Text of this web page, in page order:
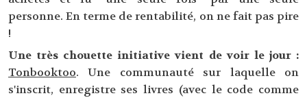
personne. En terme de rentabilité, on ne fait pas pire
!
Une très chouette initiative vient de voir le jour :
Tonbooktoo. Une communauté sur laquelle on
s'inscrit, enregistre ses livres (avec le code comme